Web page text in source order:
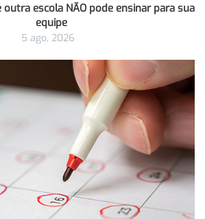
outra escola NÃO pode ensinar para sua
equipe
5 ago, 2026